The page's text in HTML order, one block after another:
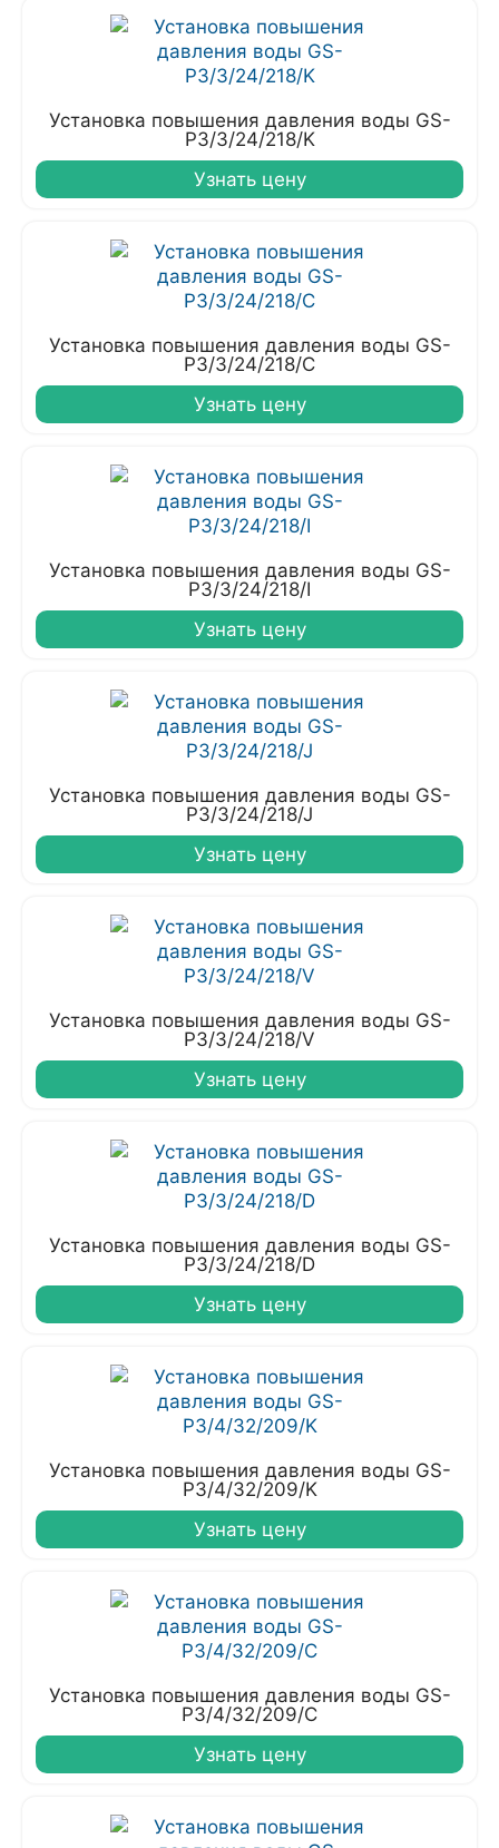
Установка повышения давления воды GS-
P3/3/24/218/K
Узнать цену
Установка повышения давления воды GS-
P3/3/24/218/C
Узнать цену
Установка повышения давления воды GS-
P3/3/24/218/I
Узнать цену
Установка повышения давления воды GS-
P3/3/24/218/J
Узнать цену
Установка повышения давления воды GS-
P3/3/24/218/V
Узнать цену
Установка повышения давления воды GS-
P3/3/24/218/D
Узнать цену
Установка повышения давления воды GS-
P3/4/32/209/K
Узнать цену
Установка повышения давления воды GS-
P3/4/32/209/C
Узнать цену